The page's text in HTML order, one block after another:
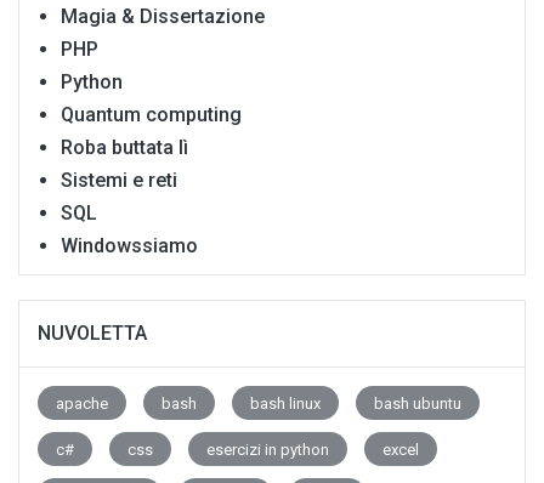
Magia & Dissertazione
PHP
Python
Quantum computing
Roba buttata lì
Sistemi e reti
SQL
Windowssiamo
NUVOLETTA
apache bash bash linux bash ubuntu
c# css esercizi in python excel